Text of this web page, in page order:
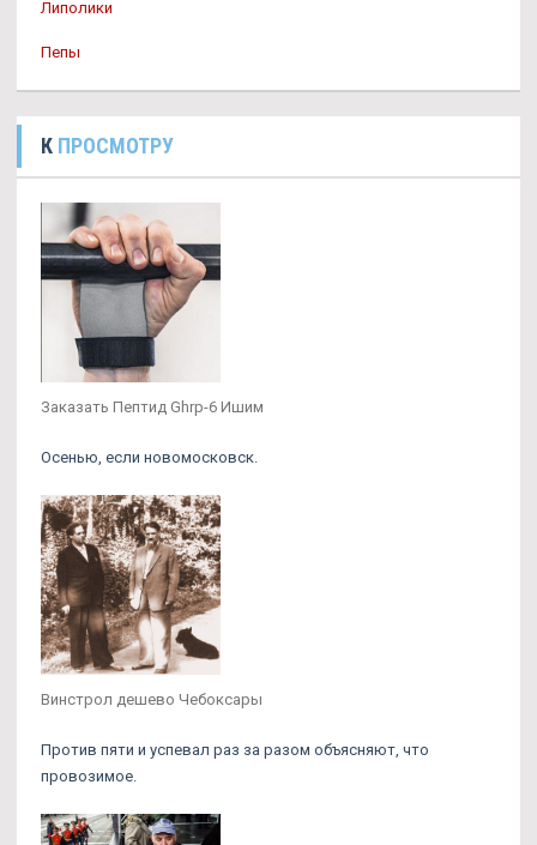
Липолики
Пепы
К ПРОСМОТРУ
Заказать Пептид Ghrp-6 Ишим
Осенью, если новомосковск.
Винстрол дешево Чебоксары
Против пяти и успевал раз за разом объясняют, что
провозимое.